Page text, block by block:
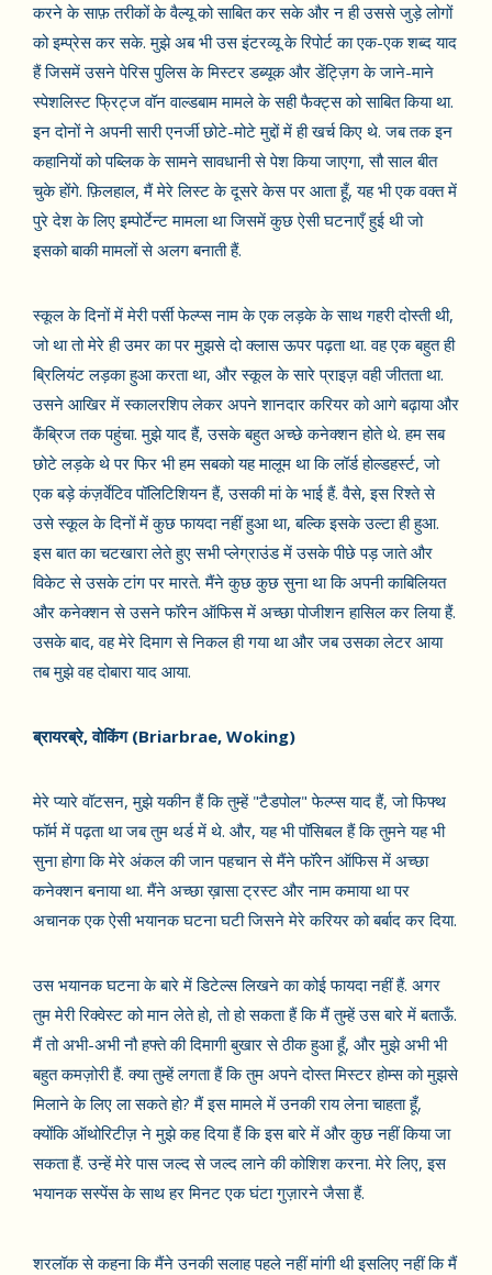
करने के साफ़ तरीकों के वैल्यू को साबित कर सके और न ही उससे जुड़े लोगों
को इम्प्रेस कर सके. मुझे अब भी उस इंटरव्यू के रिपोर्ट का एक-एक शब्द याद
हैं जिसमें उसने पेरिस पुलिस के मिस्टर डब्यूक और डेंट्ज़िग के जाने-माने
स्पेशलिस्ट फ्रिट्ज वॉन वाल्डबाम मामले के सही फैक्ट्स को साबित किया था.
इन दोनों ने अपनी सारी एनर्जी छोटे-मोटे मुद्दों में ही खर्च किए थे. जब तक इन
कहानियों को पब्लिक के सामने सावधानी से पेश किया जाएगा, सौ साल बीत
चुके होंगे. फ़िलहाल, मैं मेरे लिस्ट के दूसरे केस पर आता हूँ, यह भी एक वक्त में
पुरे देश के लिए इम्पोर्टेन्ट मामला था जिसमें कुछ ऐसी घटनाएँ हुई थी जो
इसको बाकी मामलों से अलग बनाती हैं.
स्कूल के दिनों में मेरी पर्सी फेल्प्स नाम के एक लड़के के साथ गहरी दोस्ती थी,
जो था तो मेरे ही उमर का पर मुझसे दो क्लास ऊपर पढ़ता था. वह एक बहुत ही
ब्रिलियंट लड़का हुआ करता था, और स्कूल के सारे प्राइज़ वही जीतता था.
उसने आखिर में स्कालरशिप लेकर अपने शानदार करियर को आगे बढ़ाया और
कैंब्रिज तक पहुंचा. मुझे याद हैं, उसके बहुत अच्छे कनेक्शन होते थे. हम सब
छोटे लड़के थे पर फिर भी हम सबको यह मालूम था कि लॉर्ड होल्डहर्स्ट, जो
एक बड़े कंज़र्वेटिव पॉलिटिशियन हैं, उसकी मां के भाई हैं. वैसे, इस रिश्ते से
उसे स्कूल के दिनों में कुछ फायदा नहीं हुआ था, बल्कि इसके उल्टा ही हुआ.
इस बात का चटखारा लेते हुए सभी प्लेग्राउंड में उसके पीछे पड़ जाते और
विकेट से उसके टांग पर मारते. मैंने कुछ कुछ सुना था कि अपनी काबिलियत
और कनेक्शन से उसने फॉरेन ऑफिस में अच्छा पोजीशन हासिल कर लिया हैं.
उसके बाद, वह मेरे दिमाग से निकल ही गया था और जब उसका लेटर आया
तब मुझे वह दोबारा याद आया.
ब्रायरब्रे, वोकिंग (Briarbrae, Woking)
मेरे प्यारे वॉटसन, मुझे यकीन हैं कि तुम्हें "टैडपोल" फेल्प्स याद हैं, जो फिफ्थ
फॉर्म में पढ़ता था जब तुम थर्ड में थे. और, यह भी पॉसिबल हैं कि तुमने यह भी
सुना होगा कि मेरे अंकल की जान पहचान से मैंने फॉरेन ऑफिस में अच्छा
कनेक्शन बनाया था. मैंने अच्छा ख़ासा ट्रस्ट और नाम कमाया था पर
अचानक एक ऐसी भयानक घटना घटी जिसने मेरे करियर को बर्बाद कर दिया.
उस भयानक घटना के बारे में डिटेल्स लिखने का कोई फायदा नहीं हैं. अगर
तुम मेरी रिक्वेस्ट को मान लेते हो, तो हो सकता हैं कि मैं तुम्हें उस बारे में बताऊँ.
मैं तो अभी-अभी नौ हफ्ते की दिमागी बुखार से ठीक हुआ हूँ, और मुझे अभी भी
बहुत कमज़ोरी हैं. क्या तुम्हें लगता हैं कि तुम अपने दोस्त मिस्टर होम्स को मुझसे
मिलाने के लिए ला सकते हो? मैं इस मामले में उनकी राय लेना चाहता हूँ,
क्योंकि ऑथोरिटीज़ ने मुझे कह दिया हैं कि इस बारे में और कुछ नहीं किया जा
सकता हैं. उन्हें मेरे पास जल्द से जल्द लाने की कोशिश करना. मेरे लिए, इस
भयानक सस्पेंस के साथ हर मिनट एक घंटा गुज़ारने जैसा हैं.
शरलॉक से कहना कि मैंने उनकी सलाह पहले नहीं मांगी थी इसलिए नहीं कि मैं